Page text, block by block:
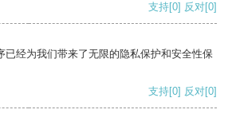
支持[0] 反对[0]
已经为我们带来了无限的隐私保护和安全性保
支持[0] 反对[0]